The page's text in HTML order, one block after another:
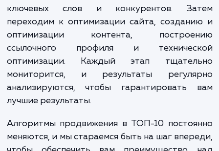
Когда ваш сайт входит в ТОП-10, вы
множество преимуществ. Большая
приводит к увеличению трафика, а это в
очередь увеличивает продажи и
Кроме того, посещаемость сайта и
сознание значительно увеличиваются,
приводит к росту брендового признания.
Процесс работы состоит из нескольких
Начинаем мы с анализа сайта и